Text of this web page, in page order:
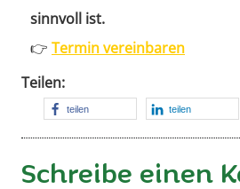
sinnvoll ist.
👉 Termin vereinbaren
Teilen:
teilen teilen
Schreibe einen